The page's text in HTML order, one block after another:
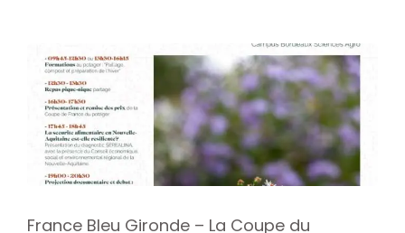
France Bleu Gironde – La Coupe du